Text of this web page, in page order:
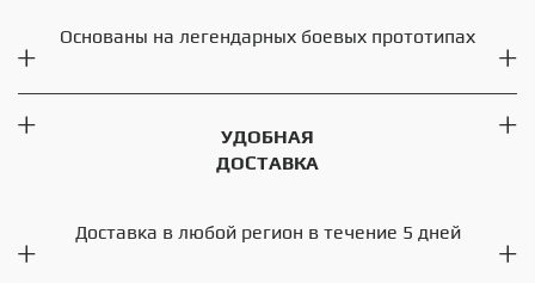
Основаны на легендарных боевых прототипах
УДОБНАЯ
ДОСТАВКА
Доставка в любой регион в течение 5 дней